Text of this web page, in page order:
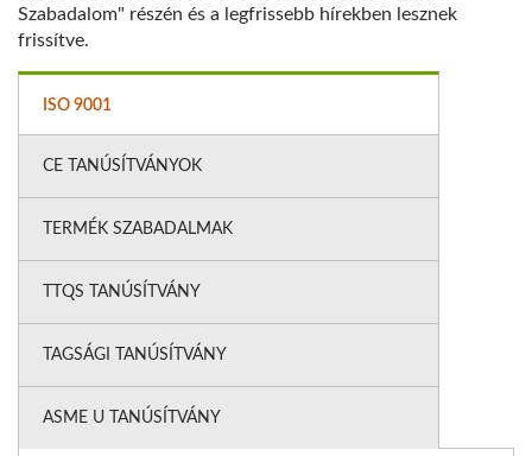
Szabadalom" részén és a legfrissebb hírekben lesznek
frissítve.
ISO 9001
CE TANÚSÍTVÁNYOK
TERMÉK SZABADALMAK
TTQS TANÚSÍTVÁNY
TAGSÁGI TANÚSÍTVÁNY
ASME U TANÚSÍTVÁNY